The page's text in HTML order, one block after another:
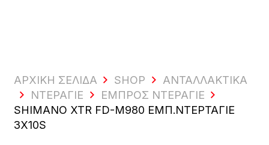
ΑΡΧΙΚΗ ΣΕΛΙΔΑ SHOP
ΑΝΤΑΛΛΑΚΤΙΚΆ
ΝΤΕΡΑΓΙΈ
ΕΜΠΡΌΣ ΝΤΕΡΑΓΊΕ
SHIMANO XTR FD-M980 ΕΜΠ.ΝΤΕΡΤΑΓΙΈ
3X10S